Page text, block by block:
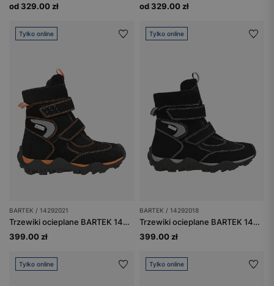
od 329.00 zł
od 329.00 zł
Tylko online
BARTEK / 14292021
Trzewiki ocieplane BARTEK 14292021, czarno-pomarańczowe
399.00 zł
Tylko online
BARTEK / 14292018
Trzewiki ocieplane BARTEK 14292018, czarno-szary
399.00 zł
Tylko online Tylko online